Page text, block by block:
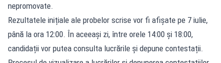
nepromovate.
Rezultatele inițiale ale probelor scrise vor fi afișate pe 7 iulie,
până la ora 12:00. În aceeași zi, între orele 14:00 și 18:00,
candidații vor putea consulta lucrările și depune contestații.